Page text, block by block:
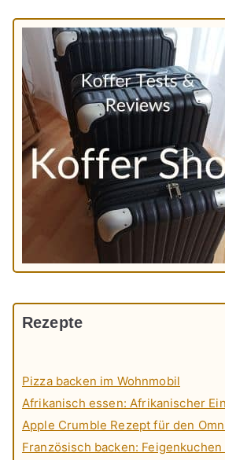
Rezepte
Pizza backen im Wohnmobil
Afrikanisch essen: Afrikanischer
Apple Crumble Rezept für den
Französisch backen: Feigenkuchen